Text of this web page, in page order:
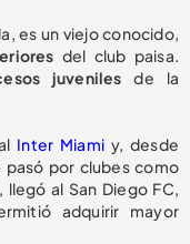
es un viejo conocido,
del club paisa.
juveniles de la
Inter Miamiy, desde
pasó por clubes como
llegó al San Diego FC,
adquirir mayor